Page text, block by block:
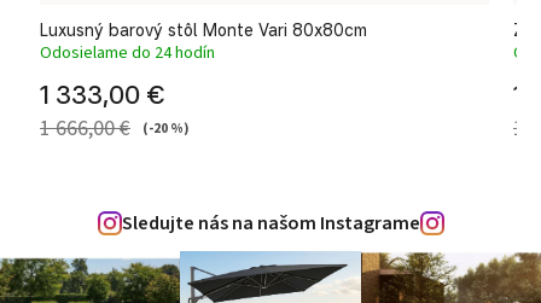
Luxusný barový stôl Monte Vari 80x80cm
Odosielame do 24 hodín
1 333,00 €
1 666,00 €
(-20 %)
1
1
Sledujte nás na našom Instagrame